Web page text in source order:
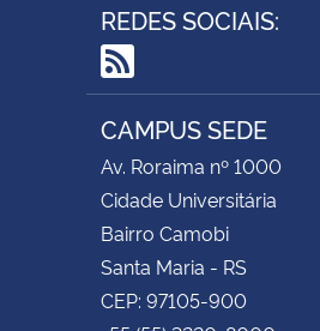
REDES SOCIAIS:
RSS
CAMPUS SEDE
Av. Roraima nº 1000
Cidade Universitária
Bairro Camobi
Santa Maria - RS
CEP: 97105-900